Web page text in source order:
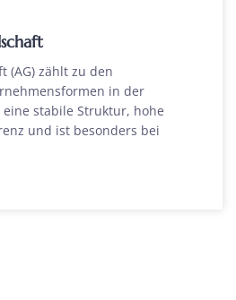
(AG) zählt zu den
in der
stabile Struktur, hohe
und ist besonders bei